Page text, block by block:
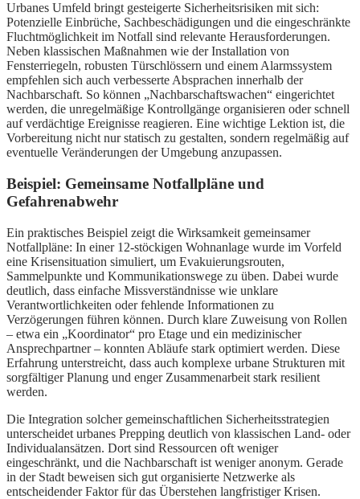
Urbanes Umfeld bringt gesteigerte Sicherheitsrisiken mit sich:
Potenzielle Einbrüche, Sachbeschädigungen und die eingeschränkte
Fluchtmöglichkeit im Notfall sind relevante Herausforderungen.
Neben klassischen Maßnahmen wie der Installation von
Fensterriegeln, robusten Türschlössern und einem Alarmssystem
empfehlen sich auch verbesserte Absprachen innerhalb der
Nachbarschaft. So können „Nachbarschaftswachen“ eingerichtet
werden, die unregelmäßige Kontrollgänge organisieren oder schnell
auf verdächtige Ereignisse reagieren. Eine wichtige Lektion ist, die
Vorbereitung nicht nur statisch zu gestalten, sondern regelmäßig auf
eventuelle Veränderungen der Umgebung anzupassen.
Beispiel: Gemeinsame Notfallpläne und
Gefahrenabwehr
Ein praktisches Beispiel zeigt die Wirksamkeit gemeinsamer
Notfallpläne: In einer 12-stöckigen Wohnanlage wurde im Vorfeld
eine Krisensituation simuliert, um Evakuierungsrouten,
Sammelpunkte und Kommunikationswege zu üben. Dabei wurde
deutlich, dass einfache Missverständnisse wie unklare
Verantwortlichkeiten oder fehlende Informationen zu
Verzögerungen führen können. Durch klare Zuweisung von Rollen
– etwa ein „Koordinator“ pro Etage und ein medizinischer
Ansprechpartner – konnten Abläufe stark optimiert werden. Diese
Erfahrung unterstreicht, dass auch komplexe urbane Strukturen mit
sorgfältiger Planung und enger Zusammenarbeit stark resilient
werden.
Die Integration solcher gemeinschaftlichen Sicherheitsstrategien
unterscheidet urbanes Prepping deutlich von klassischen Land- oder
Individualansätzen. Dort sind Ressourcen oft weniger
eingeschränkt, und die Nachbarschaft ist weniger anonym. Gerade
in der Stadt beweisen sich gut organisierte Netzwerke als
entscheidender Faktor für das Überstehen langfristiger Krisen.